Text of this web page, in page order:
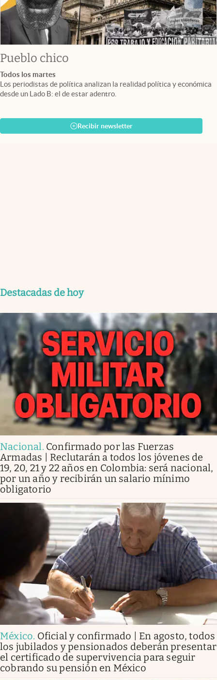
Pueblo chico
Todos los martes
Los periodistas de política analizan la realidad política y económica
desde un Lado B: el de estar adentro.
Recibir newsletter
Destacadas de hoy
Nacional. Confirmado por las Fuerzas
Armadas | Reclutarán a todos los jóvenes de
19, 20, 21 y 22 años en Colombia: será nacional,
por un año y recibirán un salario mínimo
obligatorio
México. Oficial y confirmado | En agosto, todos
los jubilados y pensionados deberán presentar
el certificado de supervivencia para seguir
cobrando su pensión en México